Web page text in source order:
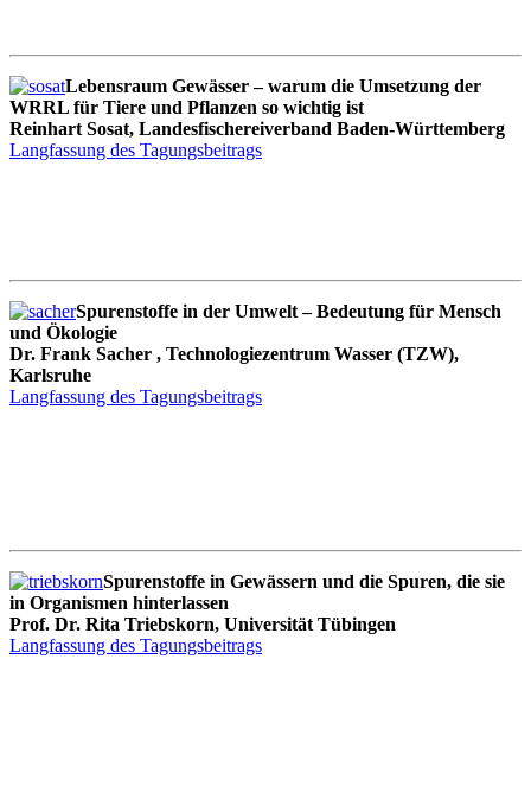
Lebensraum Gewässer – warum die Umsetzung der
WRRL für Tiere und Pflanzen so wichtig ist
Reinhart Sosat, Landesfischereiverband Baden-Württemberg
Langfassung des Tagungsbeitrags
Spurenstoffe in der Umwelt – Bedeutung für Mensch
und Ökologie
Dr. Frank Sacher , Technologiezentrum Wasser (TZW),
Karlsruhe
Langfassung des Tagungsbeitrags
Spurenstoffe in Gewässern und die Spuren, die sie
in Organismen hinterlassen
Prof. Dr. Rita Triebskorn, Universität Tübingen
Langfassung des Tagungsbeitrags